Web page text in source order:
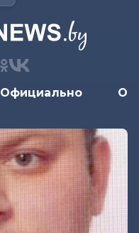
Официально